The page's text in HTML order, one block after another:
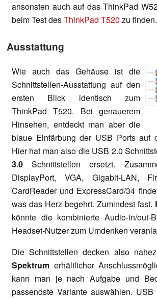
ansonsten auch auf das ThinkPad
beim Test desThinkPad T520 zu finden.
Ausstattung
Wie auch das Gehäuse ist die
Schnittstellen-Ausstattung auf den
ersten Blick identisch zum
ThinkPad T520. Bei genauerem
Hinsehen, entdeckt man aber die
blaue Einfärbung der USB Ports auf
Hier hat man also die USB 2.0
3.0 Schnittstellen ersetzt.
DisplayPort, VGA, Gigabit-LAN,
CardReader und ExpressCard/34
was das Herz begehrt. Zumindest fast.
könnte die kombinierte Audio-in/out-
Headset-Nutzer zum Umdenken
Die Schnittstellen decken also
Spektrum erhältlicher
kann man je nach Aufgabe und
passendste Variante auswählen.